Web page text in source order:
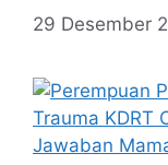
29 Desember